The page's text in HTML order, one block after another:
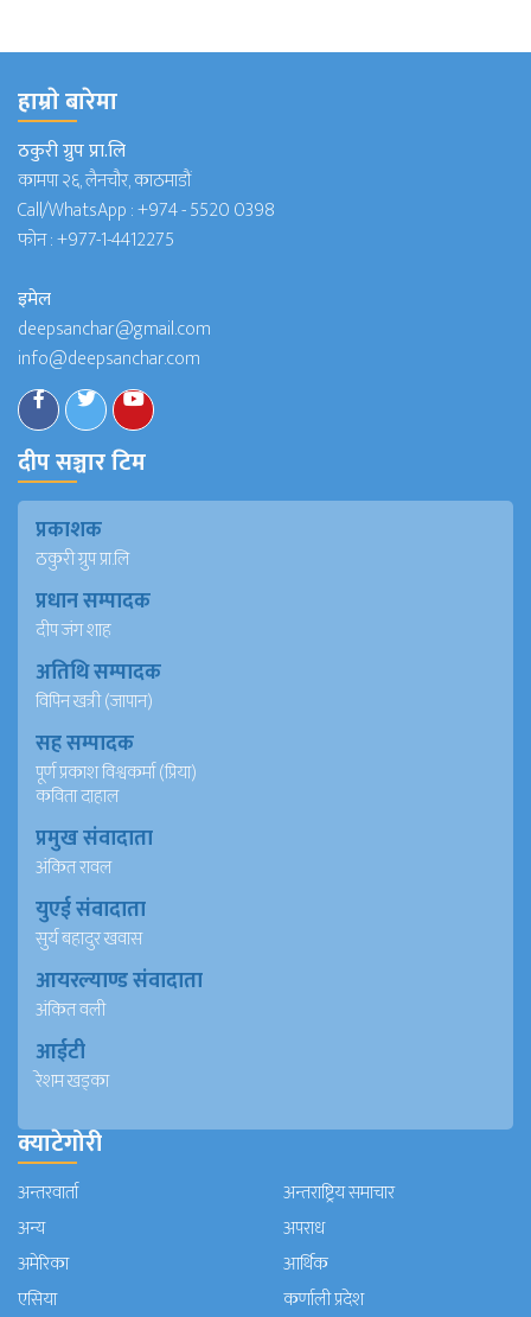
हाम्राे बारेमा
ठकुरी ग्रुप प्रा.लि
कामपा २६, लैनचौर, काठमाडौं
Call/WhatsApp :+974 - 5520 0398
फोन :+977-1-4412275
इमेल
deepsanchar@gmail.com
info@deepsanchar.com
दीप सञ्चार टिम
प्रकाशक
ठकुरी ग्रुप प्रा.लि
प्रधान सम्पादक
दीप जंग शाह
अतिथि सम्पादक
विपिन खत्री (जापान)
सह सम्पादक
पूर्ण प्रकाश विश्वकर्मा (प्रिया)
कविता दाहाल
प्रमुख संवादाता
अंकित रावल
युएई संवादाता
सुर्य बहादुर खवास
आयरल्याण्ड संवादाता
अंकित वली
आईटी
रेशम खड्का
क्याटेगोरी
अन्तरवार्ता
अन्तराष्ट्रिय समाचार
अन्य
अपराध
अमेरिका
आर्थिक
एसिया
कर्णाली प्रदेश